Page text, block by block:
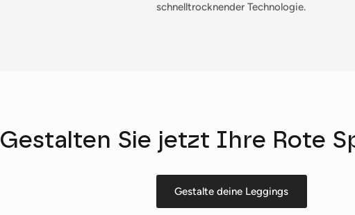
schnelltrocknender Technologie.
Gestalten Sie jetzt Ihre Rote
Gestalte deine Leggings
Anmelden und sparen